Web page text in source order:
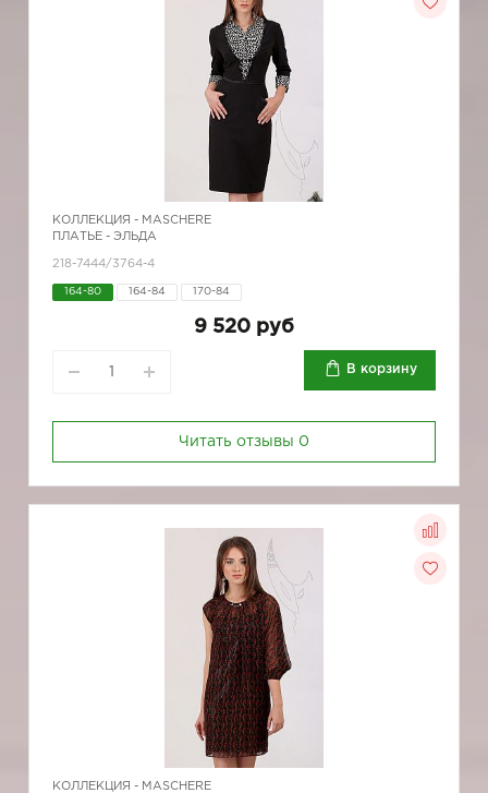
КОЛЛЕКЦИЯ - MASCHERE
ПЛАТЬЕ - ЭЛЬДА
218-7444/3764-4
164-80 164-84 170-84
9 520 руб
В корзину
Читать отзывы 0
КОЛЛЕКЦИЯ - MASCHERE